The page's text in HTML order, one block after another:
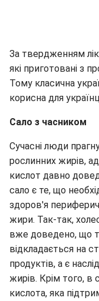
За твердженням
які приготовані з
Тому класична
корисна для
Сало з часником
Сучасні люди
рослинних жирів,
кислот давно
сало є те, що
здоров'я
жири. Так-так,
вже доведено, що
відкладається на
продуктів, а є
жирів. Крім того, в
кислота, яка